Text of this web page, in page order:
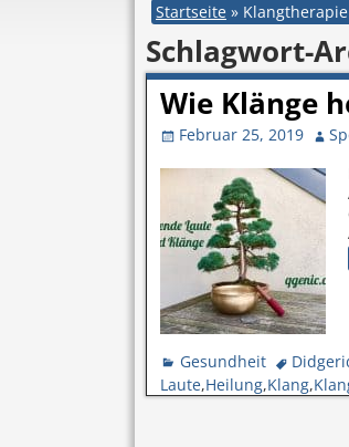
Startseite » Klangtherapie
Schlagwort-
Wie Klänge
Februar 25, 2019
Gesundheit
Laute,Heilung,Klang,